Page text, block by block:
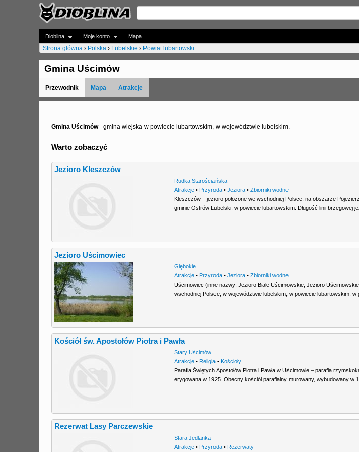
Jump to
Dioblina Moje konto Mapa
J
e
s
Strona główna › Polska › Lubelskie › Powiat lubartowski
Gmina Uścimów
Przewodnik Mapa Atrakcje
Gmina Uścimów- gmina wiejska w powiecie lubartowskim, w województwie lubelskim.
Warto zobaczyć
Jezioro Kleszczów
Rudka Starościańska
Atrakcje • Przyroda •Jeziora •Zbiorniki wodne
Kleszczów – jezioro położone we wschodniej Polsce, na obszarze
gminie Ostrów Lubelski, w powiecie lubartowskim. Długość linii brzegowej
Jezioro Uścimowiec
Głębokie
Atrakcje • Przyroda •Jeziora •Zbiorniki wodne
Uścimowiec (inne nazwy: Jezioro Białe Uścimowskie, Jezioro
wschodniej Polsce, w województwie lubelskim, w powiecie lubartowskim, w
Kościół św. Apostołów Piotra i Pawła
Stary Uścimów
Atrakcje • Religia • Kościoły
Parafia Świętych Apostołów Piotra i Pawła w Uścimowie – parafia
erygowana w 1925. Obecny kościół parafialny murowany, wybudowany w
Rezerwat Lasy Parczewskie
Stara Jedlanka
Atrakcje • Przyroda • Rezerwaty